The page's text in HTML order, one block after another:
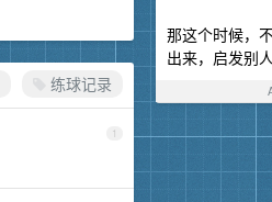
那这个时候，
出来，启发别人
练球记录
1